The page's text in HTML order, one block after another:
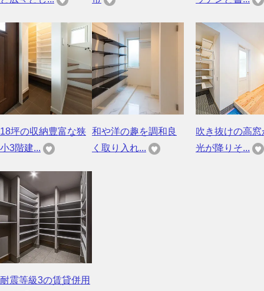
18坪の収納豊富な狭
小3階建...
和や洋の趣を調和良
く取り入れ...
吹き抜けの高窓
光が降りそ...
耐震等級3の賃貸併用